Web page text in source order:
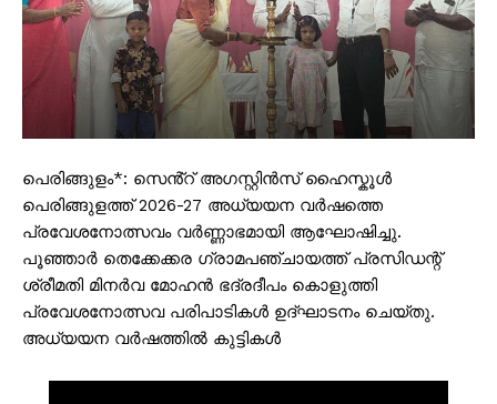
പെരിങ്ങുളം*: സെൻ്റ് അഗസ്റ്റിൻസ് ഹൈസ്കൂൾ
പെരിങ്ങുളത്ത് 2026-27 അധ്യയന വർഷത്തെ
പ്രവേശനോത്സവം വർണ്ണാഭമായി ആഘോഷിച്ചു.
പൂഞ്ഞാർ തെക്കേക്കര ഗ്രാമപഞ്ചായത്ത് പ്രസിഡന്റ്
ശ്രീമതി മിനർവ മോഹൻ ഭദ്രദീപം കൊളുത്തി
പ്രവേശനോത്സവ പരിപാടികൾ ഉദ്ഘാടനം ചെയ്തു.
അധ്യയന വർഷത്തിൽ കുട്ടികൾ